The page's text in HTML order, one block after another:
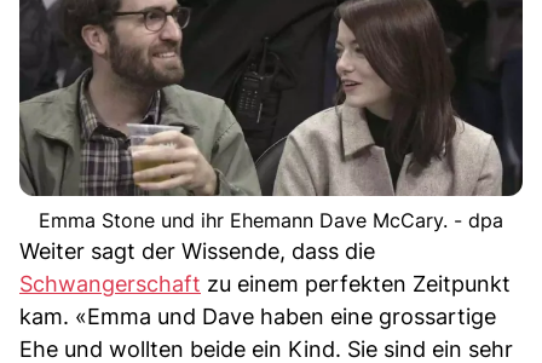
Emma Stone und ihr Ehemann Dave McCary. - dpa
Weiter sagt der Wissende, dass die
Schwangerschaft zu einem perfekten Zeitpunkt
kam. «Emma und Dave haben eine grossartige
Ehe und wollten beide ein Kind. Sie sind ein sehr